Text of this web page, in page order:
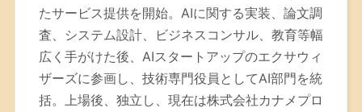
たサービス提供を開始。AIに関する実装、論文調
査、システム設計、ビジネスコンサル、教育等幅
広く手がけた後、AIスタートアップのエクサウィ
ザーズに参画し、技術専門役員としてAI部門を統
括。上場後、独立し、現在は株式会社カナメプロ